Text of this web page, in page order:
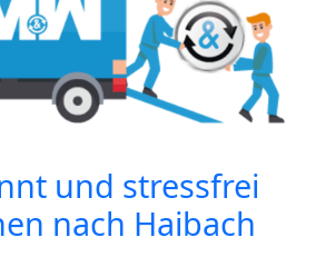
und stressfrei
nach Haibach